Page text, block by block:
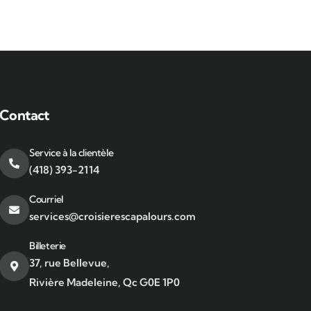
Contact
Service à la clientèle
(418) 393-2114
Courriel
services@croisierescapalours.com
Billeterie
37, rue Bellevue,
Rivière Madeleine, Qc G0E 1P0